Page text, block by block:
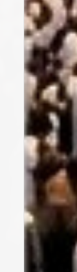
جغرافية مكة
2 - 5 / “ الشافعي”.. يقرأ
وثيقة أخطار السيول في أكثر من 200